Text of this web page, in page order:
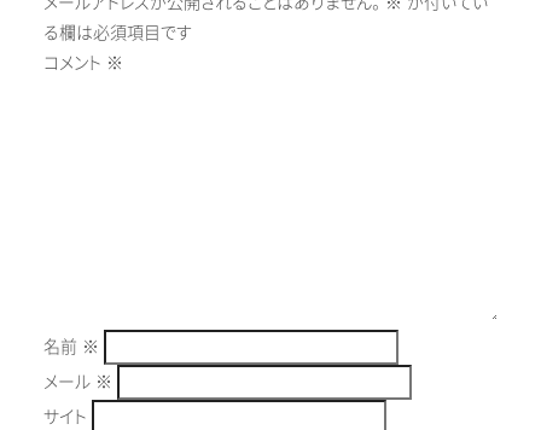
る欄は必須項目です
コメント ※
名前 ※
メール ※
サイト